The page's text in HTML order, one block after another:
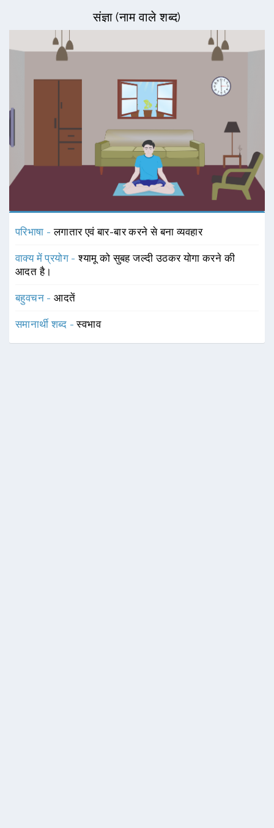
संज्ञा (नाम वाले शब्द)
परिभाषा -लगातार एवं बार-बार करने से बना व्यवहार
वाक्य में प्रयोग -श्यामू को सुबह जल्दी उठकर योगा करने की
आदत है।
बहुवचन -आदतें
समानार्थी शब्द -स्वभाव